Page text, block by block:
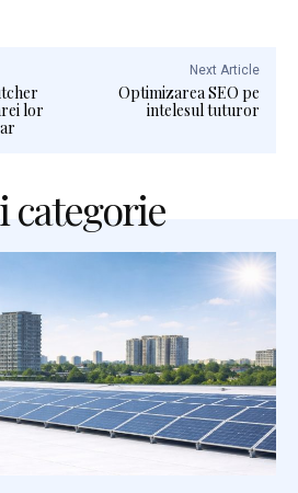
lor
Next Article
Optimizarea SEO pe
intelesul tuturor
categorie